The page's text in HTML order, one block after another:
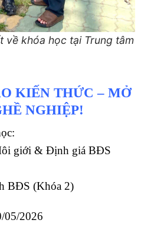
về khóa học tại Trung tâm
KIẾN THỨC – MỞ
NGHIỆP!
giới & Định giá BĐS
BĐS (Khóa 2)
05/2026